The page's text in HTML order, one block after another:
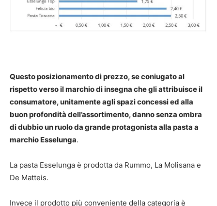
Questo posizionamento di prezzo, se coniugato al
rispetto verso il marchio di insegna che gli attribuisce il
consumatore, unitamente agli spazi concessi ed alla
buon profondità dell’assortimento, danno senza ombra
di dubbio un ruolo da grande protagonista alla pasta a
marchio Esselunga.
La pasta Esselunga è prodotta da Rummo, La Molisana e
De Matteis.
Invece il prodotto più conveniente della categoria è